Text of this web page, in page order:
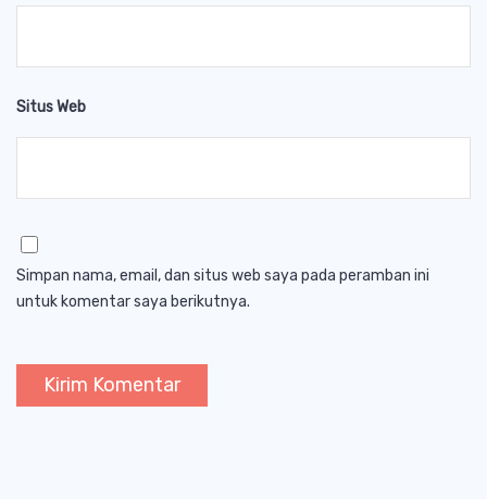
Situs Web
Simpan nama, email, dan situs web saya pada peramban ini
untuk komentar saya berikutnya.